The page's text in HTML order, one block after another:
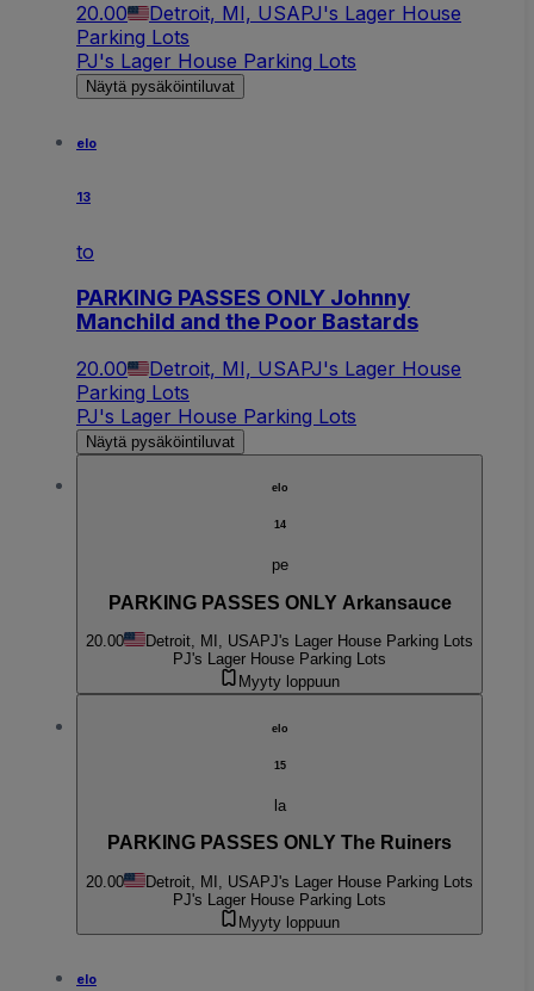
20.00 Detroit, MI, USAPJ's Lager House
Parking Lots
PJ's Lager House Parking Lots
Näytä pysäköintiluvat
elo
13
to
PARKING PASSES ONLY Johnny
Manchild and the Poor Bastards
20.00 Detroit, MI, USAPJ's Lager House
Parking Lots
PJ's Lager House Parking Lots
Näytä pysäköintiluvat
elo
14
pe
PARKING PASSES ONLY Arkansauce
20.00 Detroit, MI, USAPJ's Lager House Parking Lots
PJ's Lager House Parking Lots
Myyty loppuun
elo
15
la
PARKING PASSES ONLY The Ruiners
20.00 Detroit, MI, USA PJ's Lager House Parking Lots
PJ's Lager House Parking Lots
Myyty loppuun
elo